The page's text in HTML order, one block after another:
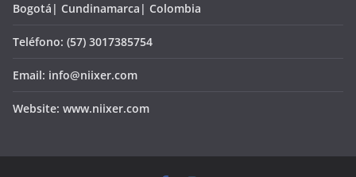
Bogotá| Cundinamarca| Colombia
Teléfono: (57) 3017385754
Email: info@niixer.com
Website: www.niixer.com